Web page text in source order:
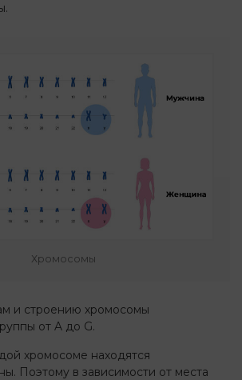
Хромосомы
и строению хромосомы
от A до G.
хромосоме находятся
Поэтому в зависимости от места